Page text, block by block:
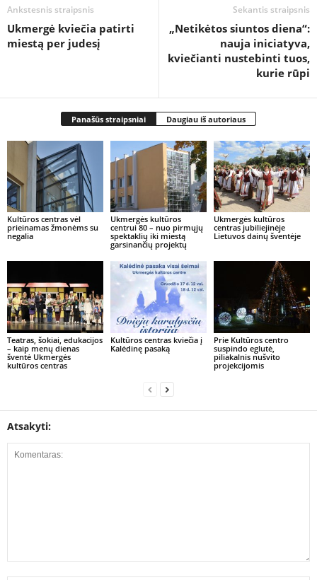
Ankstesnis straipsnis
Ukmergė kviečia patirti
miestą per judesį
Sekantis straipsnis
„Netikėtos siuntos diena“:
nauja iniciatyva,
kviečianti nustebinti tuos,
kurie rūpi
Panašūs straipsniai Daugiau iš autoriaus
Kultūros centras vėl
prieinamas žmonėms su
negalia
Ukmergės kultūros
centrui 80 – nuo pirmųjų
spektaklių iki miestą
garsinančių projektų
Ukmergės kultūros
centras jubiliejinėje
Lietuvos dainų šventėje
Teatras, šokiai, edukacijos
– kaip menų dienas
šventė Ukmergės
kultūros centras
Kultūros centras kviečia į
Kalėdinę pasaką
Prie Kultūros centro
suspindo eglutė,
piliakalnis nušvito
projekcijomis
Atsakyti: